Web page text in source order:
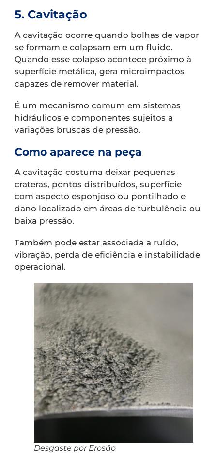
5. Cavitação
A cavitação ocorre quando bolhas de vapor
se formam e colapsam em um fluido.
Quando esse colapso acontece próximo à
superfície metálica, gera microimpactos
capazes de remover material.
É um mecanismo comum em sistemas
hidráulicos e componentes sujeitos a
variações bruscas de pressão.
Como aparece na peça
A cavitação costuma deixar pequenas
crateras, pontos distribuídos, superfície
com aspecto esponjoso ou pontilhado e
dano localizado em áreas de turbulência ou
baixa pressão.
Também pode estar associada a ruído,
vibração, perda de eficiência e instabilidade
operacional.
Desgaste por Erosão